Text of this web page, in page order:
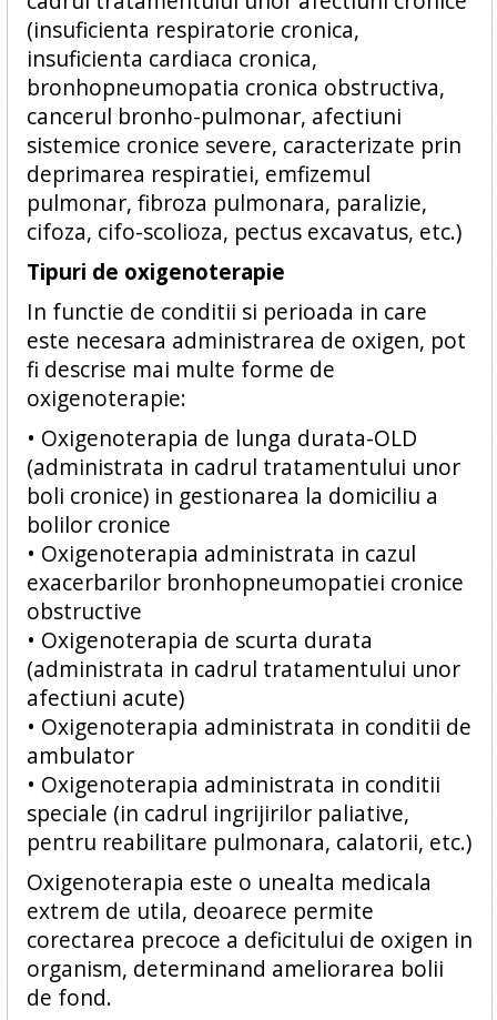
(insuficienta respiratorie cronica,
insuficienta cardiaca cronica,
bronhopneumopatia cronica obstructiva,
cancerul bronho-pulmonar, afectiuni
sistemice cronice severe, caracterizate prin
deprimarea respiratiei, emfizemul
pulmonar, fibroza pulmonara, paralizie,
cifoza, cifo-scolioza, pectus excavatus, etc.)
Tipuri de oxigenoterapie
In functie de conditii si perioada in care
este necesara administrarea de oxigen, pot
fi descrise mai multe forme de
oxigenoterapie:
• Oxigenoterapia de lunga durata-OLD
(administrata in cadrul tratamentului unor
boli cronice) in gestionarea la domiciliu a
bolilor cronice
• Oxigenoterapia administrata in cazul
exacerbarilor bronhopneumopatiei cronice
obstructive
• Oxigenoterapia de scurta durata
(administrata in cadrul tratamentului unor
afectiuni acute)
• Oxigenoterapia administrata in conditii de
ambulator
• Oxigenoterapia administrata in conditii
speciale (in cadrul ingrijirilor paliative,
pentru reabilitare pulmonara, calatorii, etc.)
Oxigenoterapia este o unealta medicala
extrem de utila, deoarece permite
corectarea precoce a deficitului de oxigen in
organism, determinand ameliorarea bolii
de fond.